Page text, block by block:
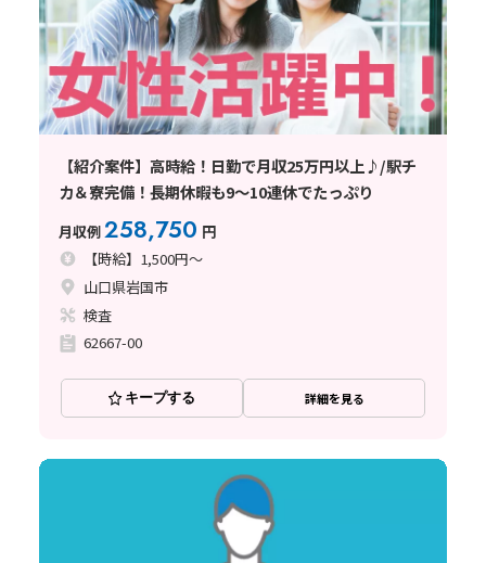
【紹介案件】高時給！日勤で月収25万円以上♪/駅チ
カ＆寮完備！長期休暇も9～10連休でたっぷり
月収例258,750 円
【時給】1,500円～
山口県岩国市
検査
62667-00
キープする 詳細を見る